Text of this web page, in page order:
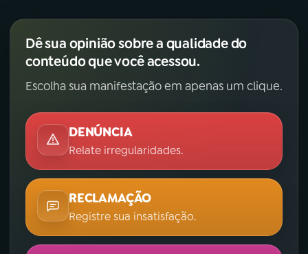
Dê sua opinião sobre a qualidade do
conteúdo que você acessou.
Escolha sua manifestação em apenas um clique.
DENÚNCIA
Relate irregularidades.
RECLAMAÇÃO
Registre sua insatisfação.